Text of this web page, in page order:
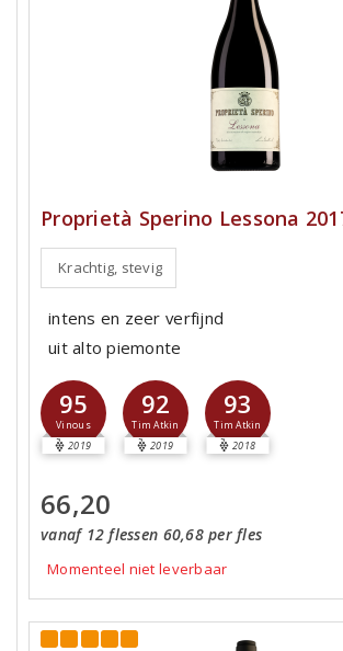
Proprietà Sperino Lessona
Krachtig, stevig
intens en zeer verfijnd
uit alto piemonte
95
Vinous
2019
92
Tim Atkin
2019
93
Tim Atkin
2018
66,20
vanaf 12 flessen 60,68 per fles
Momenteel niet leverbaar